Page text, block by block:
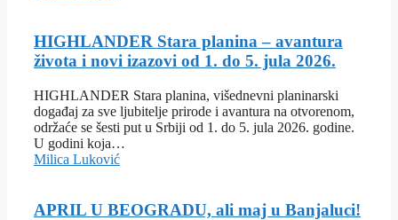
HIGHLANDER Stara planina – avantura
života i novi izazovi od 1. do 5. jula 2026.
HIGHLANDER Stara planina, višednevni planinarski
događaj za sve ljubitelje prirode i avantura na otvorenom,
održaće se šesti put u Srbiji od 1. do 5. jula 2026. godine.
U godini koja…
Milica Luković
APRIL U BEOGRADU, ali maj u Banjaluci!